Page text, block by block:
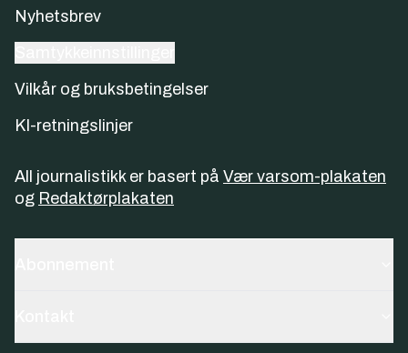
Nyhetsbrev
Vilkår og bruksbetingelser
KI-retningslinjer
All journalistikk er basert på Vær varsom-plakaten
og Redaktørplakaten